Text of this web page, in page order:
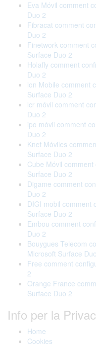
Eva Móvil comment
Duo 2
Fibracat comment
Duo 2
Finetwork comment
Surface Duo 2
Holafly comment
Duo 2
ion Mobile comment
Surface Duo 2
lcr móvil comment
Duo 2
ipo móvil comment
Duo 2
Knet Móviles
Surface Duo 2
Cube Móvil
Surface Duo 2
Digame comment
Duo 2
DIGI mobil comment
Surface Duo 2
Embou comment
Duo 2
Bouygues Telecom
Microsoft Surface
Free comment
2
Orange France
Surface Duo 2
Info per la
Home
Cookies